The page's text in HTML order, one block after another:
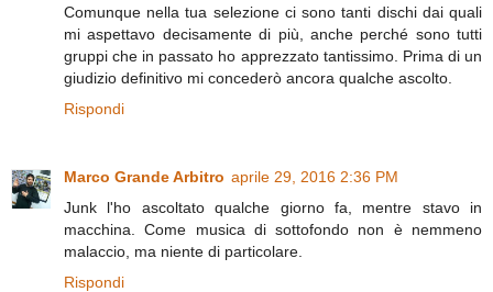
Comunque nella tua selezione ci sono tanti dischi dai quali
mi aspettavo decisamente di più, anche perché sono tutti
gruppi che in passato ho apprezzato tantissimo. Prima di un
giudizio definitivo mi concederò ancora qualche ascolto.
Rispondi
Marco Grande Arbitro aprile 29, 2016 2:36 PM
Junk l'ho ascoltato qualche giorno fa, mentre stavo in
macchina. Come musica di sottofondo non è nemmeno
malaccio, ma niente di particolare.
Rispondi